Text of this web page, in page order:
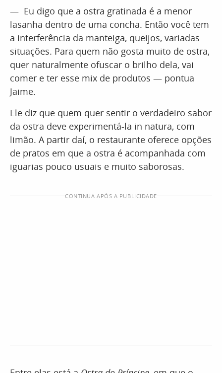
— Eu digo que a ostra gratinada é a menor
lasanha dentro de uma concha. Então você tem
a interferência da manteiga, queijos, variadas
situações. Para quem não gosta muito de ostra,
quer naturalmente ofuscar o brilho dela, vai
comer e ter esse mix de produtos — pontua
Jaime.
Ele diz que quem quer sentir o verdadeiro sabor
da ostra deve experimentá-la in natura, com
limão. A partir daí, o restaurante oferece opções
de pratos em que a ostra é acompanhada com
iguarias pouco usuais e muito saborosas.
CONTINUA APÓS A PUBLICIDADE